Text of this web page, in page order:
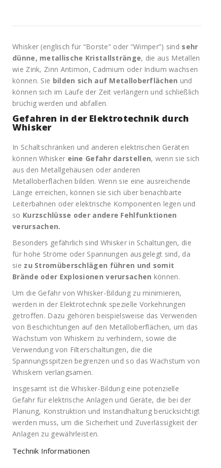
Whisker (englisch für “Borste” oder “Wimper”) sind sehr
dünne, metallische Kristallstränge, die aus Metallen
wie Zink, Zinn Antimon, Cadmium oder Indium wachsen
können. Sie bilden sich auf Metalloberflächen und
können sich im Laufe der Zeit verlängern und schließlich
brüchig werden und abfallen.
Gefahren in der Elektrotechnik durch
Whisker
In Schaltschränken und anderen elektrischen Geräten
können Whisker eine Gefahr darstellen, wenn sie sich
aus den Metallgehäusen oder anderen
Metalloberflächen bilden. Wenn sie eine ausreichende
Länge erreichen, können sie sich über benachbarte
Leiterbahnen oder elektrische Komponenten legen und
so Kurzschlüsse oder andere Fehlfunktionen
verursachen.
Besonders gefährlich sind Whisker in Schaltungen, die
für hohe Ströme oder Spannungen ausgelegt sind, da
sie zu Stromüberschlägen führen und somit
Brände oder Explosionen verursachen können.
Um die Gefahr von Whisker-Bildung zu minimieren,
werden in der Elektrotechnik spezielle Vorkehrungen
getroffen. Dazu gehören beispielsweise das Verwenden
von Beschichtungen auf den Metalloberflächen, um das
Wachstum von Whiskern zu verhindern, sowie die
Verwendung von Filterschaltungen, die die
Spannungsspitzen begrenzen und so das Wachstum von
Whiskern verlangsamen.
Insgesamt ist die Whisker-Bildung eine potenzielle
Gefahr für elektrische Anlagen und Geräte, die bei der
Planung, Konstruktion und Instandhaltung berücksichtigt
werden muss, um die Sicherheit und Zuverlässigkeit der
Anlagen zu gewährleisten.
Technik Informationen